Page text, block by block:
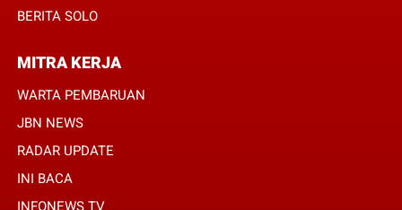
BERITA SOLO
MITRA KERJA
WARTA PEMBARUAN
JBN NEWS
RADAR UPDATE
INI BACA
INFONEWS TV